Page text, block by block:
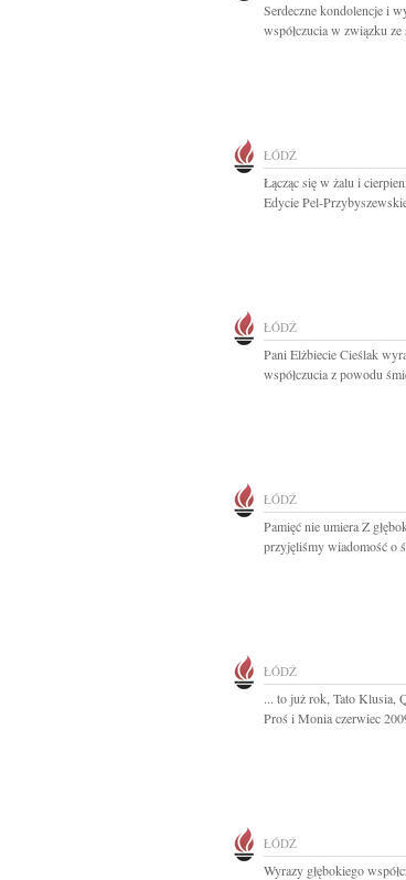
Serdeczne kondolencje i
współczucia w związku
ŁÓDŹ
Łącząc się w żalu i
Edycie Pel-
ŁÓDŹ
Pani Elżbiecie Cieślak
współczucia z powodu
ŁÓDŹ
Pamięć nie umiera Z
przyjęliśmy wiadomość o
ŁÓDŹ
... to już rok, Tato Klusia,
Proś i Monia czerwiec
ŁÓDŹ
Wyrazy głębokiego